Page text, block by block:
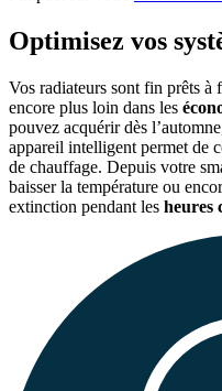
Optimisez vos
Vos radiateurs sont fin prêts
encore plus loin dans les
pouvez acquérir dès
appareil intelligent permet de
de chauffage. Depuis votre
baisser la température ou
extinction pendant les heures